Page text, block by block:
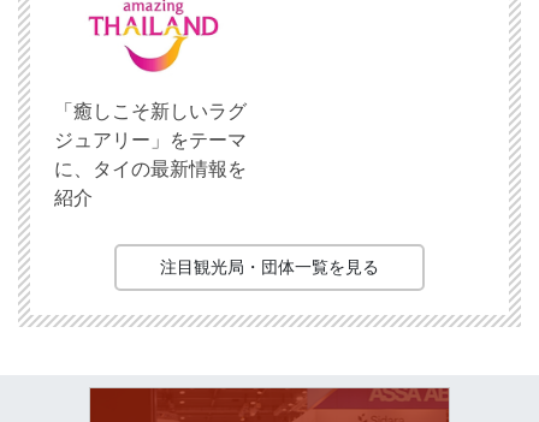
「癒しこそ新しいラグ
ジュアリー」をテーマ
に、タイの最新情報を
紹介
注目観光局・団体一覧を見る